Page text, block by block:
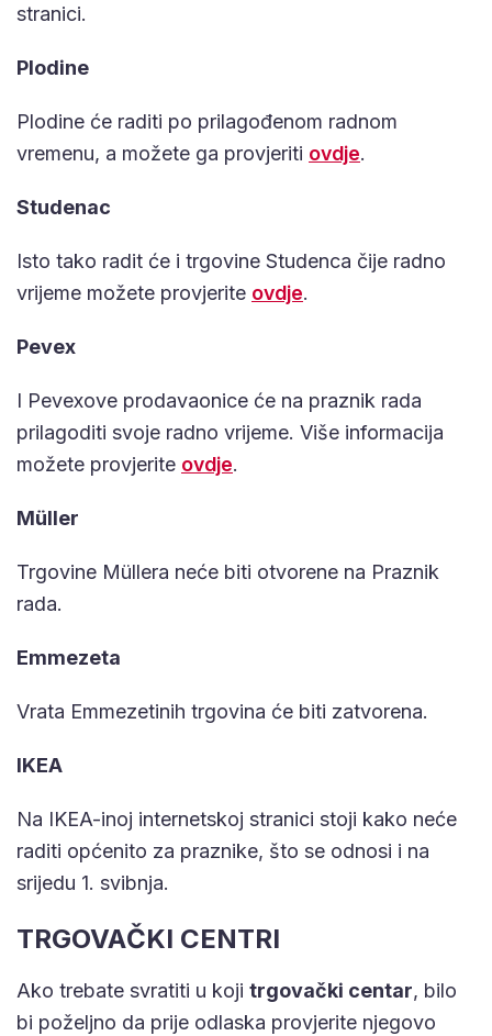
stranici.
Plodine
Plodine će raditi po prilagođenom radnom
vremenu, a možete ga provjeriti ovdje.
Studenac
Isto tako radit će i trgovine Studenca čije radno
vrijeme možete provjerite ovdje.
Pevex
I Pevexove prodavaonice će na praznik rada
prilagoditi svoje radno vrijeme. Više informacija
možete provjerite ovdje.
Müller
Trgovine Müllera neće biti otvorene na Praznik
rada.
Emmezeta
Vrata Emmezetinih trgovina će biti zatvorena.
IKEA
Na IKEA-inoj internetskoj stranici stoji kako neće
raditi općenito za praznike, što se odnosi i na
srijedu 1. svibnja.
TRGOVAČKI CENTRI
Ako trebate svratiti u koji trgovački centar, bilo
bi poželjno da prije odlaska provjerite njegovo